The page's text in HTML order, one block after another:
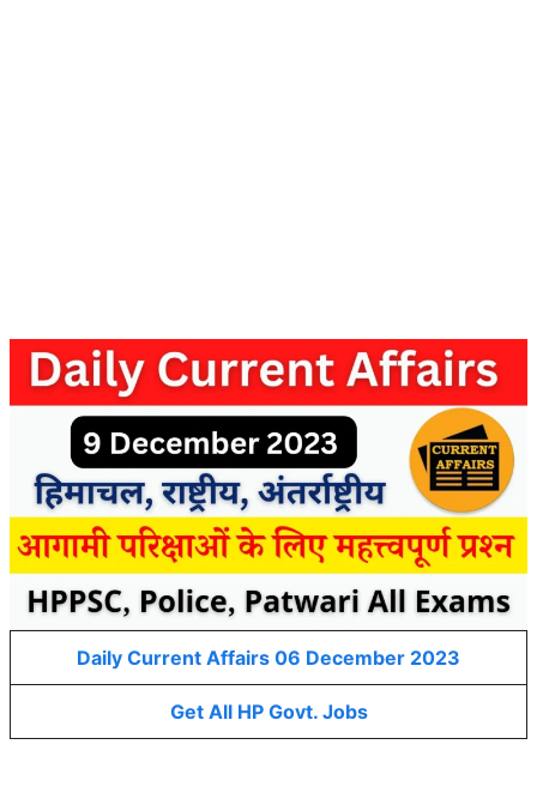
Daily Current Affairs 06 December 2023
Get All HP Govt. Jobs